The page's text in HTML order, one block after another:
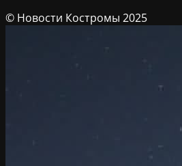
© Новости Костромы 2025